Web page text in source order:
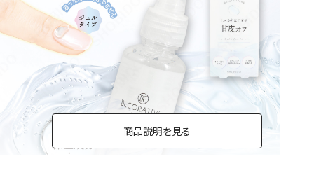
商品説明を見る